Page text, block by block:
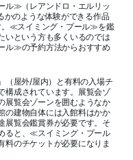
ル≫（レアンドロ・エルリッ
のような体験ができる作品
。≪スイミング・プール≫を鑑
いという方も多くいるのでは
ル≫の予約方法からおすすめ
（屋外/屋内）と有料の入場チ
構成されています。展覧会ゾ
覧会ゾーンを囲むようなか
の建物自体には入館料はかか
展覧会鑑賞券が必要です。そ
ると、≪スイミング・プール
のチケットが必要になりま